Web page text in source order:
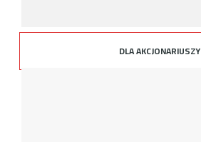
DLA AKCJONARIUSZY